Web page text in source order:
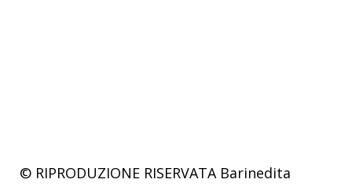
© RIPRODUZIONE RISERVATA Barinedita